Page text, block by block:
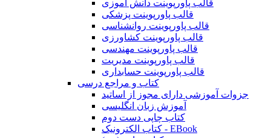
قالب پاورپوینت دانش آموزی
قالب پاورپوینت پزشکی
قالب پاورپوینت روانشناسی
قالب پاورپوینت کشاورزی
قالب پاورپوینت مهندسی
قالب پاورپوینت مدیریت
قالب پاورپوینت حسابداری
کتاب و مراجع درسی
جزوات آموزشی دارای مجوز از اساتید
آموزش زبان انگلیسی
کتاب چاپی دست دوم
کتاب الکترونیک - EBook